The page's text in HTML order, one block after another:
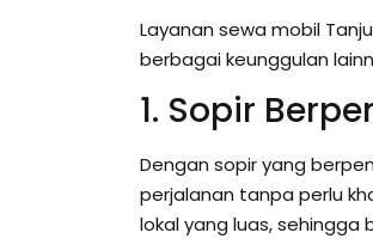
Layanan sewa mobil
berbagai keunggulan
1. Sopir
Dengan sopir yang
perjalanan tanpa perlu
lokal yang luas,